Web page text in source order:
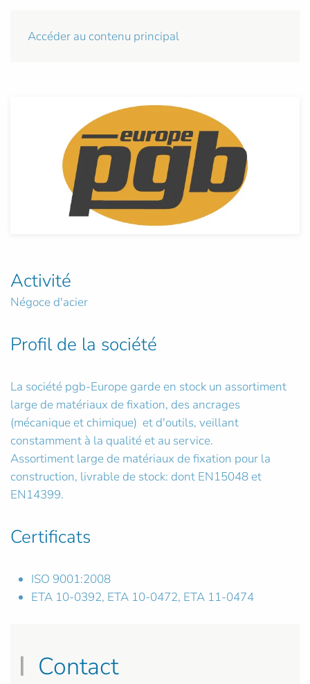
Accéder au contenu principal
Activité
Négoce d'acier
Profil de la société
La société pgb-Europe garde en stock un assortiment
large de matériaux de fixation, des ancrages
(mécanique et chimique) et d'outils, veillant
constamment à la qualité et au service.
Assortiment large de matériaux de fixation pour la
construction, livrable de stock: dont EN15048 et
EN14399.
Certificats
ISO 9001:2008
ETA 10-0392, ETA 10-0472, ETA 11-0474
Contact